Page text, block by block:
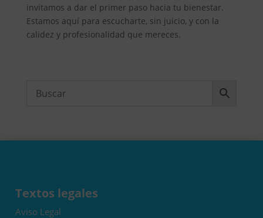
invitamos a dar el primer paso hacia tu bienestar.
Estamos aquí para escucharte, sin juicio, y con la
calidez y profesionalidad que mereces.
Textos legales
Aviso Legal